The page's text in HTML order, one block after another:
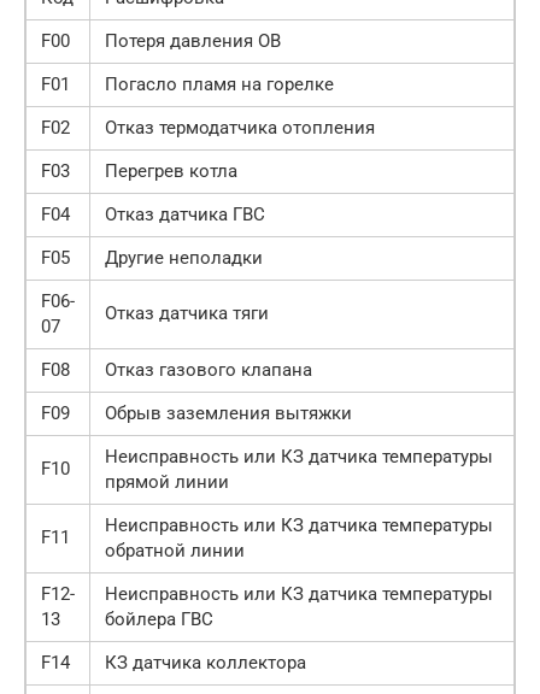
F00
Потеря давления ОВ
F01
Погасло пламя на горелке
F02
Отказ термодатчика отопления
F03
Перегрев котла
F04
Отказ датчика ГВС
F05
Другие неполадки
F06-
07
Отказ датчика тяги
F08
Отказ газового клапана
F09
Обрыв заземления вытяжки
F10
Неисправность или КЗ датчика температуры
прямой линии
F11
Неисправность или КЗ датчика температуры
обратной линии
F12-
13
Неисправность или КЗ датчика температуры
бойлера ГВС
F14
КЗ датчика коллектора